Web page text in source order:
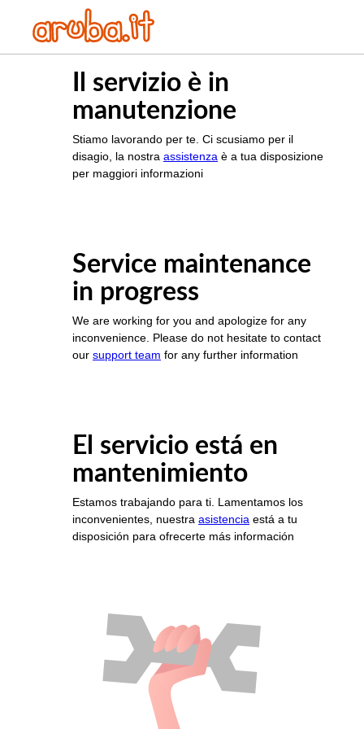
Il servizio è in
manutenzione
Stiamo lavorando per te. Ci scusiamo per il
disagio, la nostra assistenza è a tua disposizione
per maggiori informazioni
Service maintenance
in progress
We are working for you and apologize for any
inconvenience. Please do not hesitate to contact
our support team for any further information
El servicio está en
mantenimiento
Estamos trabajando para ti. Lamentamos los
inconvenientes, nuestra asistencia está a tu
disposición para ofrecerte más información